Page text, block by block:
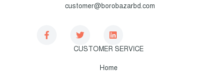
customer@borobazarbd.com
CUSTOMER SERVICE
Home